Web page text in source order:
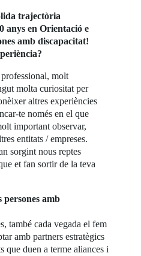
trajectòria
anys en Orientació e
amb discapacitat!
molt
molta curiositat per
altres experiències
te només en el que
important observar,
entitats / empreses.
sorgint nous reptes
et fan sortir de la teva
persones amb
també cada vegada el fem
amb partners estratègics
que duen a terme aliances i